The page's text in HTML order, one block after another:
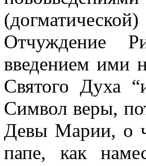
Отчуждение
введением ими
Святого Духа
Символ веры,
Девы Марии, о
папе, как